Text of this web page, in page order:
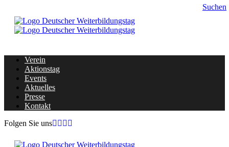
Suchen
Verein
Aktionstag
Events
Aktuelles
Presse
Kontakt
Folgen Sie uns